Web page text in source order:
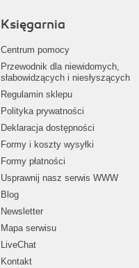
Księgarnia
Centrum pomocy
Przewodnik dla niewidomych,
słabowidzących i niesłyszących
Regulamin sklepu
Polityka prywatności
Deklaracja dostępności
Formy i koszty wysyłki
Formy płatności
Usprawnij nasz serwis WWW
Blog
Newsletter
Mapa serwisu
LiveChat
Kontakt